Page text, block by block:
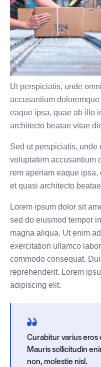
Ut perspiciatis, unde
accusantium
eaque ipsa, quae ab illo
architecto beatae vitae
Sed ut perspiciatis, unde
voluptatem accusantium
rem aperiam eaque
et quasi architecto
Lorem ipsum dolor sit
sed do eiusmod tempor
magna aliqua. Ut enim
exercitation ullamco
commodo consequat.
reprehenderit. Lorem
adipiscing elit.
Curabitur varius
Mauris sollicitudin
non, molestie nisl.